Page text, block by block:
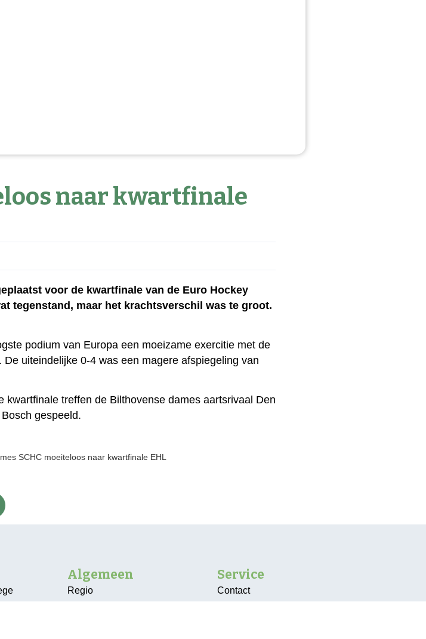
naar kwartfinale
voor de kwartfinale van de Euro Hockey
tegenstand, maar het krachtsverschil was te groot.
podium van Europa een moeizame exercitie met de
uiteindelijke 0-4 was een magere afspiegeling van
kwartfinale treffen de Bilthovense dames aartsrivaal Den
gespeeld.
SCHC moeiteloos naar kwartfinale EHL
Algemeen
Regio
Service
Contact